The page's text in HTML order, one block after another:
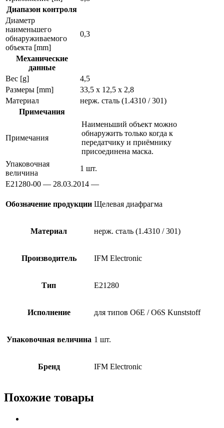
Диапазон контроля
Диаметр
наименьшего
обнаруживаемого
объекта [mm]
0,3
Механические
данные
Вес [g]
4,5
Размеры [mm]
33,5 x 12,5 x 2,8
Материал
нерж. сталь (1.4310 / 301)
Примечания
Примечания
Наименьший объект можно
обнаружить только когда к
передатчику и приёмнику
присоединена маска.
Упаковочная
величина
1 шт.
E21280-00 — 28.03.2014 —
Обозначение продукции Щелевая диафрагма
Материал нерж. сталь (1.4310 / 301)
Производитель IFM Electronic
Тип E21280
Исполнение для типов O6E / O6S Kunststoff
Упаковочная величина 1 шт.
Бренд IFM Electronic
Похожие товары